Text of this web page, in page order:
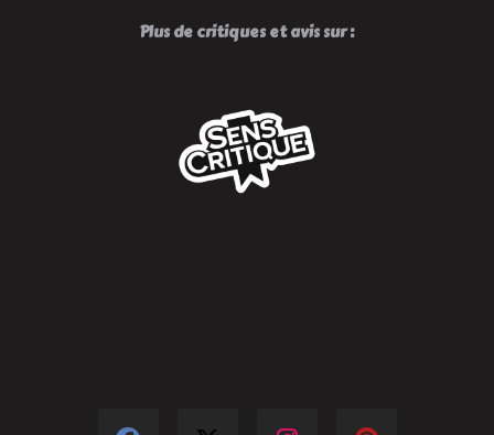
Plus de critiques et avis sur :